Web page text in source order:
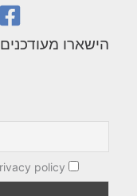
הישארו מעודכנים
By continuing, you accept the privacy policy